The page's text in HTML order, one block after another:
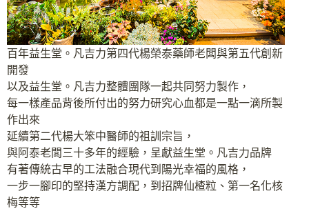
百年益生堂。凡吉力第四代楊榮泰藥師老闆與第五代創新
開發
以及益生堂。凡吉力整體團隊一起共同努力製作，
每一樣產品背後所付出的努力研究心血都是一點一滴所製
作出來
延續第二代楊大笨中醫師的祖訓宗旨，
與阿泰老闆三十多年的經驗，呈獻益生堂。凡吉力品牌
有著傳統古早的工法融合現代到陽光幸福的風格，
一步一腳印的堅持漢方調配，到招牌仙楂粒、第一名化核
梅等等